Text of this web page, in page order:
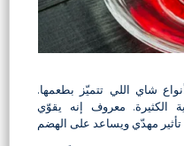
.شاي اللويزة (ليمون فيربينا): من أنواع شاي اللي تتميّز بطعمها
الكثيرة. معروف إنه يقوّي